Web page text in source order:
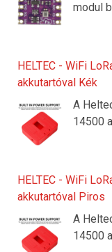
modul
HELTEC - WiFi
akkutartóval Kék
A
14500
HELTEC - WiFi
akkutartóval Piros
A
14500